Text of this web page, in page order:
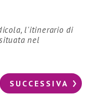
l'itinerario di
nel
SUCCESSIVA